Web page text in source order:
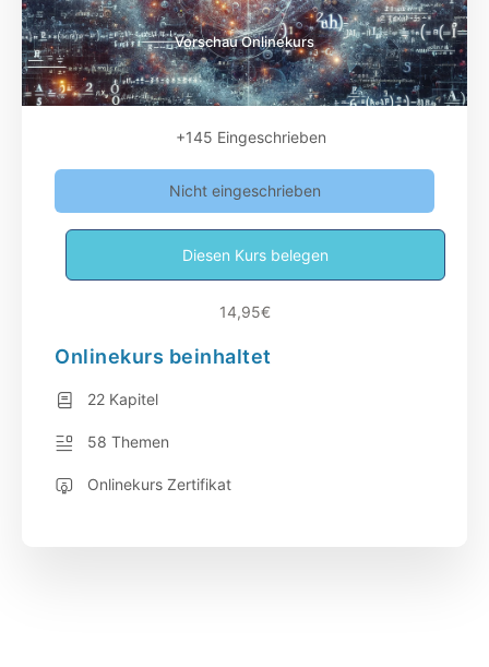
Vorschau Onlinekurs
+145 Eingeschrieben
Nicht eingeschrieben
Diesen Kurs belegen
14,95€
Onlinekurs beinhaltet
22 Kapitel
58 Themen
Onlinekurs Zertifikat